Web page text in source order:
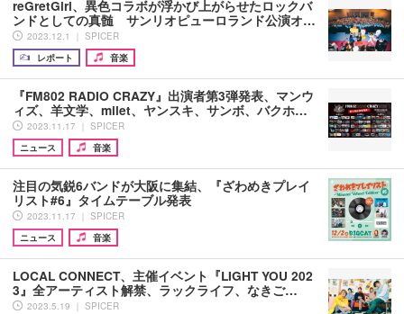
reGretGirl、異色コラボが浮かび上がらせたロックバ
ンドとしての真髄 サンリオピューロランド公演オ…
2023.12.1 ｜ SPICER
レポート
音楽
『FM802 RADIO CRAZY』出演者第3弾発表、マンウ
ィズ、羊文学、milet、ヤンスキ、サンボ、バクホ…
2023.11.17 ｜ SPICER
ニュース
音楽
注目の気鋭6バンドが大阪に集結、『ざわめきプレイ
リスト#6』タイムテーブル発表
2023.11.17 ｜ SPICER
ニュース
音楽
LOCAL CONNECT、主催イベント『LIGHT YOU 202
3』全アーティスト解禁、ラックライフ、なきご…
2023.5.19 ｜ SPICER